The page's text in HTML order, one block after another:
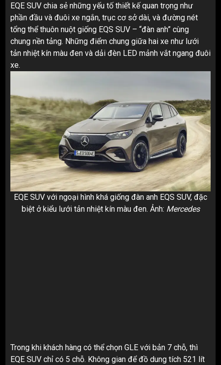
EQE SUV chia sẻ những yếu tố thiết kế quan trọng như
phần đầu và đuôi xe ngắn, trục cơ sở dài, và đường nét
tổng thể thuôn nuột giống EQS SUV – “đàn anh” cùng
chung nền tảng. Những điểm chung giữa hai xe như lưới
tản nhiệt kín màu đen và dải đèn LED mảnh vắt ngang đuôi
xe.
EQE SUV với ngoại hình khá giống đàn anh EQS SUV, đặc
biệt ở kiểu lưới tản nhiệt kín màu đen. Ảnh: Mercedes
Trong khi khách hàng có thể chọn GLE với bản 7 chỗ, thì
EQE SUV chỉ có 5 chỗ. Không gian để đồ dung tích 521 lít